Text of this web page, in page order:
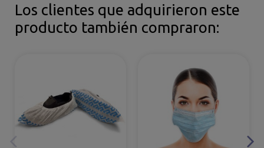
Los clientes que adquirieron este
producto también compraron: